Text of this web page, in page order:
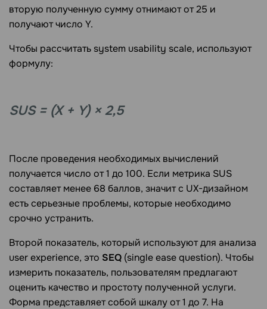
вторую полученную сумму отнимают от 25 и
получают число Y.
Чтобы рассчитать system usability scale, используют
формулу:
SUS = (X + Y) × 2,5
После проведения необходимых вычислений
получается число от 1 до 100. Если метрика SUS
составляет менее 68 баллов, значит с UX-дизайном
есть серьезные проблемы, которые необходимо
срочно устранить.
Второй показатель, который используют для анализа
user experience, это SEQ (single ease question). Чтобы
измерить показатель, пользователям предлагают
оценить качество и простоту полученной услуги.
Форма представляет собой шкалу от 1 до 7. На